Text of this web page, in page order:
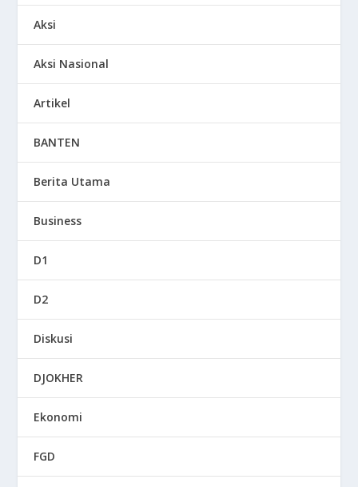
Aksi
Aksi Nasional
Artikel
BANTEN
Berita Utama
Business
D1
D2
Diskusi
DJOKHER
Ekonomi
FGD